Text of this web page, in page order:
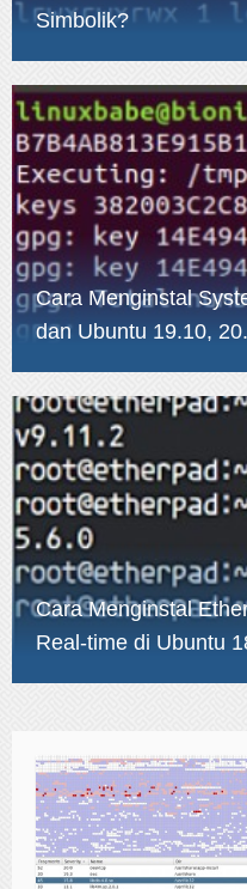
Simbolik?
Cara Menginstal
dan Ubuntu 19.10,
Cara Menginstal
Real-time di Ubuntu